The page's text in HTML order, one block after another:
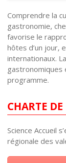
Comprendre la
gastronomie,
favorise le
hôtes d’un jour,
internationaux.
gastronomiques
programme.
CHARTE
Science Accueil
régionale des